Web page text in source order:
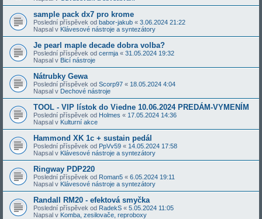
sample pack dx7 pro krome
Poslední příspěvek od babor-jakub « 3.06.2024 21:22
Napsal v Klávesové nástroje a syntezátory
Je pearl maple decade dobra volba?
Poslední příspěvek od cermja « 31.05.2024 19:32
Napsal v Bicí nástroje
Nátrubky Gewa
Poslední příspěvek od Scorp97 « 18.05.2024 4:04
Napsal v Dechové nástroje
TOOL - VIP lístok do Viedne 10.06.2024 PREDÁM-VYMENÍM
Poslední příspěvek od Holmes « 17.05.2024 14:36
Napsal v Kulturní akce
Hammond XK 1c + sustain pedál
Poslední příspěvek od PpVv59 « 14.05.2024 17:58
Napsal v Klávesové nástroje a syntezátory
Ringway PDP220
Poslední příspěvek od Roman5 « 6.05.2024 19:11
Napsal v Klávesové nástroje a syntezátory
Randall RM20 - efektová smyčka
Poslední příspěvek od RadekS « 5.05.2024 11:05
Napsal v Komba, zesilovače, reproboxy